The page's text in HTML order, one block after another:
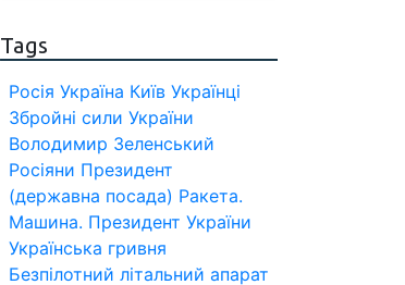
Tags
Росія Україна Київ Українці
Збройні сили України
Володимир Зеленський
Росіяни Президент
(державна посада) Ракета.
Машина. Президент України
Українська гривня
Безпілотний літальний апарат